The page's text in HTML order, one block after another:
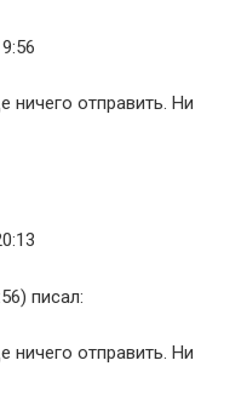
ничего отправить. Ни
писал:
ничего отправить. Ни